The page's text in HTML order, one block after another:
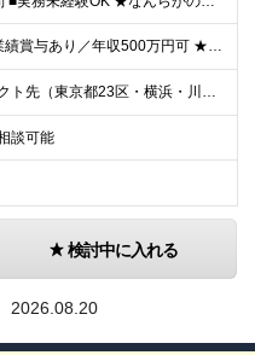
★昇給年2回＆業績賞与あり／年収500万円可 ★前職給与を考慮 ★ストックオプション付与あり（IPO間近） ★昇給制度あり ┗入社6カ月後に3％以上の昇給があります。その後、業績に合わせて適宜、昇給し
本社・プロジェクト先（東京都23区・横浜・川崎・千葉・埼玉が中心）いずれかでの勤務となります（常駐は全体の1割程度！） 《本社》東京都港区虎ノ門3-5-1 虎ノ門37森ビル12F ※(変更の範囲)
談可能
検討中に入れる
2026.08.20